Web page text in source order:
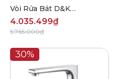
Vòi Rửa Bát D&K
DK1492501-C
4.035.499₫
5.765.000₫
30%